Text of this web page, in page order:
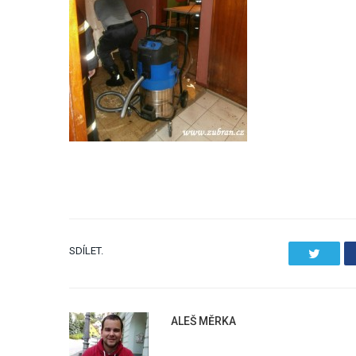
SDÍLET.
ALEŠ MĚRKA